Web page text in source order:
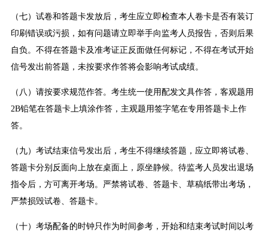
（七）试卷和答题卡发放后，考生应立即检查本人卷卡是否有装订
印刷错误或污损，如有问题请立即举手向监考人员报告，否则后果
自负。不得在答题卡及准考证正反面做任何标记，不得在考试开始
信号发出前答题，未按要求作答将会影响考试成绩。
（八）请按要求规范作答。考生统一使用配发文具作答，客观题用
2B铅笔在答题卡上填涂作答，主观题用签字笔在专用答题卡上作
答。
（九）考试结束信号发出后，考生不得继续答题，应立即将试卷、
答题卡分别反面向上放在桌面上，原坐静候。待监考人员发出退场
指令后，方可离开考场。严禁将试卷、答题卡、草稿纸带出考场，
严禁损毁试卷、答题卡。
（十）考场配备的时钟只作为时间参考，开始和结束考试时间以考